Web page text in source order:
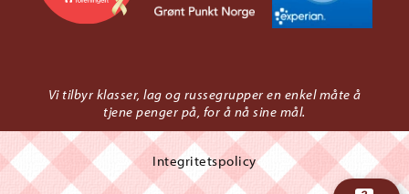
Vi tilbyr klasser, lag og russegrupper en enkel måte å
tjene penger på, for å nå sine mål.
Integritetspolicy